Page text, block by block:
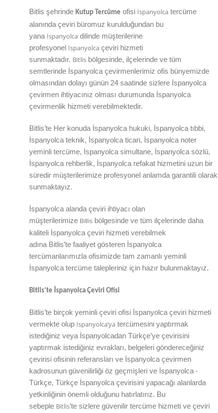
Bitlis şehrinde Kutup Tercüme ofisi İspanyolca tercüme
alanında çeviri büromuz kurulduğundan bu
yana İspanyolca dilinde müşterilerine
profesyonel İspanyolca çeviri hizmeti
sunmaktadır. Bitlis bölgesinde, ilçelerinde ve tüm
semtlerinde İspanyolca çevirmenlerimiz ofis bünyemizde
olmasından dolayı günün 24 saatinde sizlere İspanyolca
çevirmen ihtiyacınız olması durumunda İspanyolca
çevirmenlik hizmeti verebilmektedir.
Bitlis’te Her konuda İspanyolca hukuki, İspanyolca tıbbi,
İspanyolca teknik, İspanyolca ticari, İspanyolca noter
yeminli tercüme, İspanyolca simultane, İspanyolca sözlü,
İspanyolca rehberlik, İspanyolca refakat hizmetini uzun bir
süredir müşterilerimize profesyonel anlamda garantili olarak
sunmaktayız.
İspanyolca alanda çeviri ihtiyacı olan
müşterilerimize Bitlis bölgesinde ve tüm ilçelerinde daha
kaliteli İspanyolca çeviri hizmeti verebilmek
adına Bitlis’te faaliyet gösteren İspanyolca
tercümanlarımızla ofisimizde tam zamanlı yeminli
İspanyolca tercüme talepleriniz için hazır bulunmaktayız.
Bitlis’te İspanyolca Çeviri Ofisi
Bitlis’te birçok yeminli çeviri ofisi İspanyolca çeviri hizmeti
vermekte olup İspanyolca’ya tercümesini yaptırmak
istediğiniz veya İspanyolcadan Türkçe’ye çevirisini
yaptırmak istediğiniz evrakları, belgeleri göndereceğiniz
çevirisi ofisinin referansları ve İspanyolca çevirmen
kadrosunun güvenilirliği öz geçmişleri ve İspanyolca -
Türkçe, Türkçe İspanyolca çevirisini yapacağı alanlarda
yetkinliğinin önemli olduğunu hatırlatırız. Bu
sebeple Bitlis’te sizlere güvenilir tercüme hizmeti ve çeviri